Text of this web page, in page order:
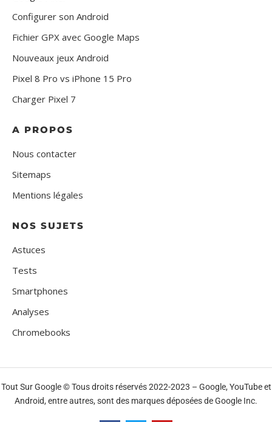
Configurer son Android
Fichier GPX avec Google Maps
Nouveaux jeux Android
Pixel 8 Pro vs iPhone 15 Pro
Charger Pixel 7
A PROPOS
Nous contacter
Sitemaps
Mentions légales
NOS SUJETS
Astuces
Tests
Smartphones
Analyses
Chromebooks
Tout Sur Google © Tous droits réservés 2022-2023 – Google, YouTube et
Android, entre autres, sont des marques déposées de Google Inc.